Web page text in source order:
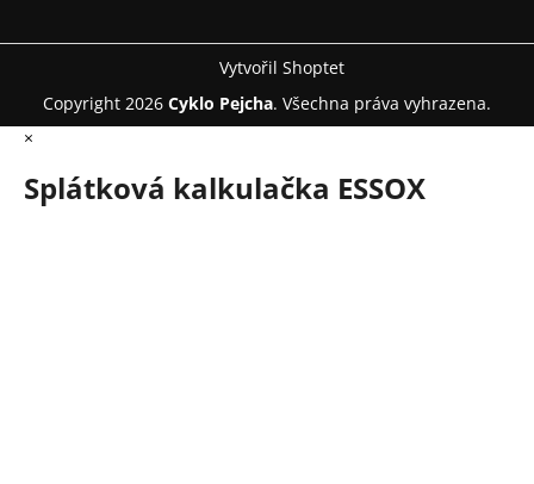
Vytvořil Shoptet
Copyright 2026 Cyklo Pejcha. Všechna práva vyhrazena.
×
Splátková kalkulačka ESSOX